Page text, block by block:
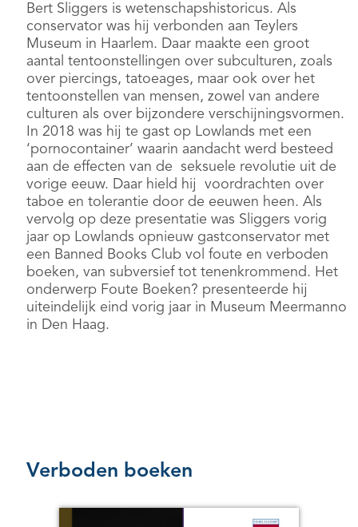
Bert Sliggers is wetenschapshistoricus. Als
conservator was hij verbonden aan Teylers
Museum in Haarlem. Daar maakte een groot
aantal tentoonstellingen over subculturen, zoals
over piercings, tatoeages, maar ook over het
tentoonstellen van mensen, zowel van andere
culturen als over bijzondere verschijningsvormen.
In 2018 was hij te gast op Lowlands met een
‘pornocontainer’ waarin aandacht werd besteed
aan de effecten van de seksuele revolutie uit de
vorige eeuw. Daar hield hij voordrachten over
taboe en tolerantie door de eeuwen heen. Als
vervolg op deze presentatie was Sliggers vorig
jaar op Lowlands opnieuw gastconservator met
een Banned Books Club vol foute en verboden
boeken, van subversief tot tenenkrommend. Het
onderwerp Foute Boeken? presenteerde hij
uiteindelijk eind vorig jaar in Museum Meermanno
in Den Haag.
Verboden boeken